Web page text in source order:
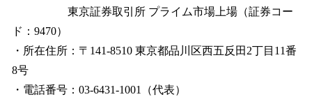
東京証券取引所 プライム市場上場（証券コー
ド：9470）
・所在住所：〒141-8510 東京都品川区西五反田2丁目11番
8号
・電話番号：03-6431-1001（代表）